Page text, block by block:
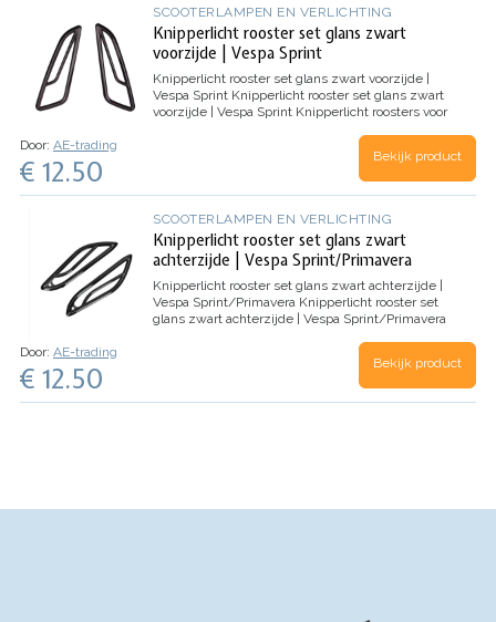
SCOOTERLAMPEN EN VERLICHTING
Knipperlicht rooster set glans zwart
voorzijde | Vespa Sprint
Knipperlicht rooster set glans zwart voorzijde |
Vespa Sprint Knipperlicht rooster set glans zwart
voorzijde | Vespa Sprint Knipperlicht roosters voor
Door: AE-trading
€ 12.50 Bekijk product
SCOOTERLAMPEN EN VERLICHTING
Knipperlicht rooster set glans zwart
achterzijde | Vespa Sprint/Primavera
Knipperlicht rooster set glans zwart achterzijde |
Vespa Sprint/Primavera Knipperlicht rooster set
glans zwart achterzijde | Vespa Sprint/Primavera
Sprint/Primavera scooters in het glans zwart.
Door: AE-trading
€ 12.50 Bekijk product